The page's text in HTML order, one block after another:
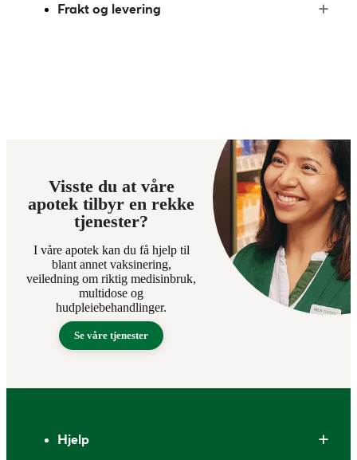
Frakt og levering
Visste du at våre
apotek tilbyr en rekke
tjenester?
I våre apotek kan du få hjelp til
blant annet vaksinering,
veiledning om riktig medisinbruk,
multidose og
hudpleiebehandlinger.
Se våre tjenester
Hjelp